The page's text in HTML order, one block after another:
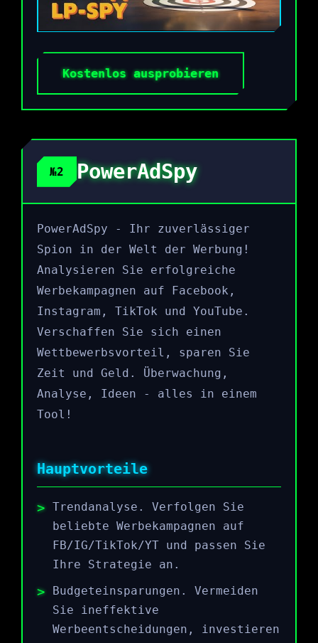
Kostenlos ausprobieren
№2 PowerAdSpy
PowerAdSpy - Ihr zuverlässiger
Spion in der Welt der Werbung!
Analysieren Sie erfolgreiche
Werbekampagnen auf Facebook,
Instagram, TikTok und YouTube.
Verschaffen Sie sich einen
Wettbewerbsvorteil, sparen Sie
Zeit und Geld. Überwachung,
Analyse, Ideen - alles in einem
Tool!
Hauptvorteile
Trendanalyse. Verfolgen Sie
beliebte Werbekampagnen auf
FB/IG/TikTok/YT und passen Sie
Ihre Strategie an.
Budgeteinsparungen. Vermeiden
Sie ineffektive
Werbeentscheidungen, investieren